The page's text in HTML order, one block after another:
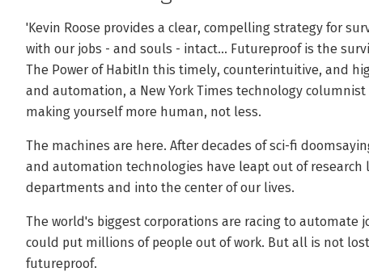
'Kevin Roose provides a clear, compelling strategy for
with our jobs - and souls - intact... Futureproof is the
The Power of HabitIn this timely, counterintuitive, and
and automation, a New York Times technology
making yourself more human, not less.
The machines are here. After decades of sci-fi
and automation technologies have leapt out of research
departments and into the center of our lives.
The world's biggest corporations are racing to automate
could put millions of people out of work. But all is not
futureproof.